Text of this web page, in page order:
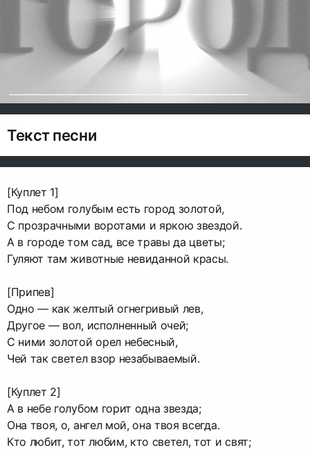
Текст песни
[Куплет 1]
Под небом голубым есть город золотой,
С прозрачными воротами и яркою звездой.
А в городе том сад, все травы да цветы;
Гуляют там животные невиданной красы.
[Припев]
Одно — как желтый огнегривый лев,
Другое — вол, исполненный очей;
С ними золотой орел небесный,
Чей так светел взор незабываемый.
[Куплет 2]
А в небе голубом горит одна звезда;
Она твоя, о, ангел мой, она твоя всегда.
Кто любит, тот любим, кто светел, тот и свят;